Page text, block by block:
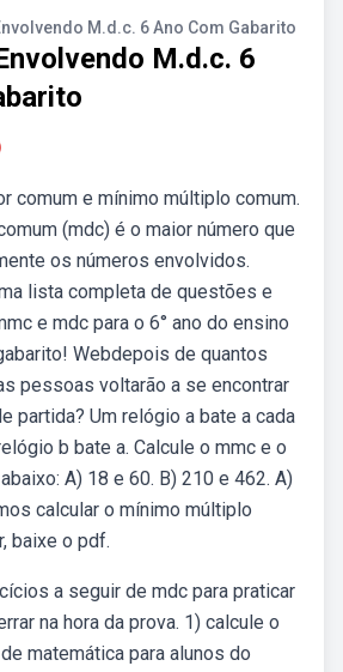
M.d.c. 6 Ano Com Gabarito
M.d.c. 6
comum e mínimo múltiplo comum.
(mdc) é o maior número que
os números envolvidos.
lista completa de questões e
e mdc para o 6° ano do ensino
Webdepois de quantos
pessoas voltarão a se encontrar
partida? Um relógio a bate a cada
b bate a. Calcule o mmc e o
A) 18 e 60. B) 210 e 462. A)
calcular o mínimo múltiplo
baixe o pdf.
a seguir de mdc para praticar
na hora da prova. 1) calcule o
matemática para alunos do